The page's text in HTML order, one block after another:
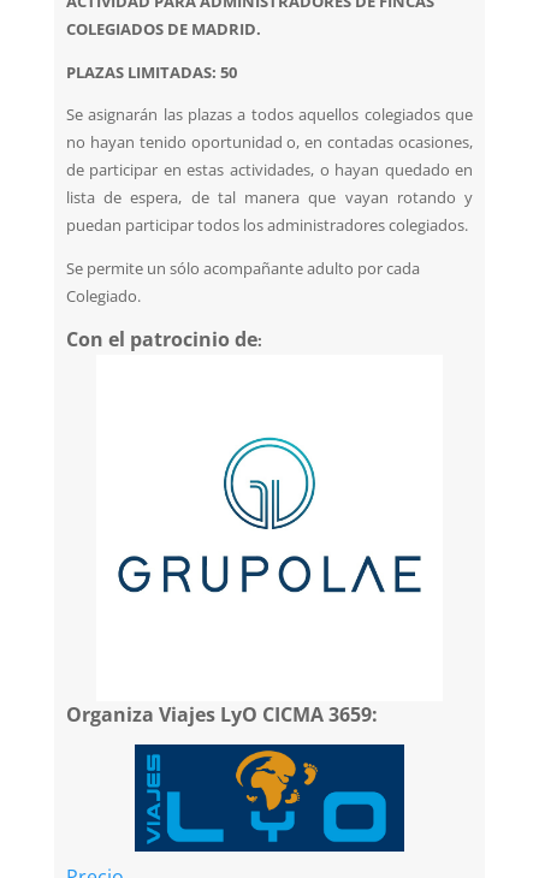
COLEGIADOS DE MADRID.
PLAZAS LIMITADAS: 50
Se asignarán las plazas a todos aquellos colegiados que
no hayan tenido oportunidad o, en contadas ocasiones,
de participar en estas actividades, o hayan quedado en
lista de espera, de tal manera que vayan rotando y
puedan participar todos los administradores colegiados.
Se permite un sólo acompañante adulto por cada
Colegiado.
Con el patrocinio de:
Organiza Viajes LyO CICMA 3659: